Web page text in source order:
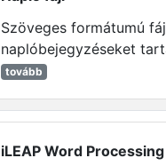
Szöveges formátumú
naplóbejegyzéseket
tovább
iLEAP Word